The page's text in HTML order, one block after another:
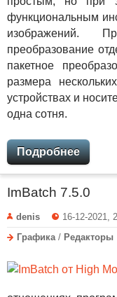
функциональным
изображений.
преобразование
пакетное
размера
устройствах и
одна сотня.
Подробнее
ImBatch 7.5.0
denis 16-12-2021,
Графика / Редакторы